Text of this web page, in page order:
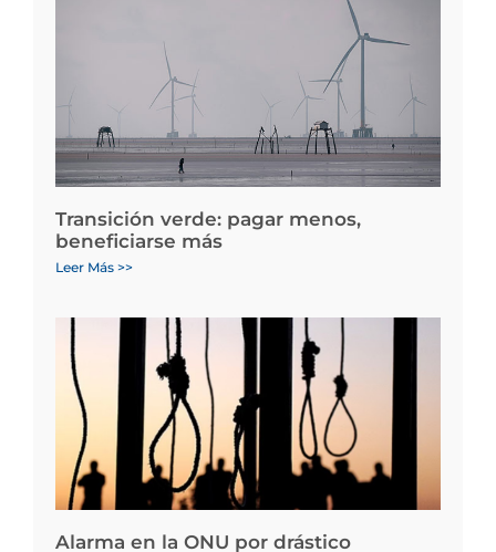
Transición verde: pagar menos,
beneficiarse más
Leer Más >>
Alarma en la ONU por drástico